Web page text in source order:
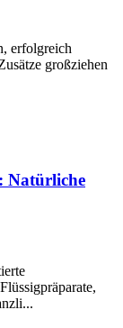
erfolgreich
großziehen
Natürliche